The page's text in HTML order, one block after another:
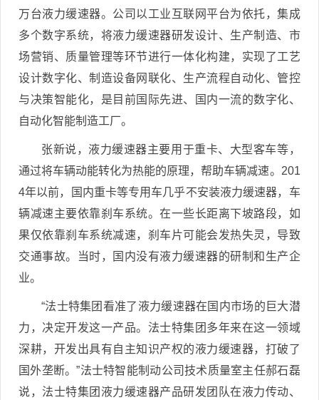
万台液力缓速器。公司以工业互联网平台为依托，集成
多个数字系统，将液力缓速器研发设计、生产制造、市
场营销、质量管理等环节进行一体化构建，实现了工艺
设计数字化、制造设备网联化、生产流程自动化、管控
与决策智能化，是目前国际先进、国内一流的数字化、
自动化智能制造工厂。
张新说，液力缓速器主要用于重卡、大型客车等，
通过将车辆动能转化为热能的原理，帮助车辆减速。201
4年以前，国内重卡等专用车几乎不安装液力缓速器，车
辆减速主要依靠刹车系统。在一些长距离下坡路段，如
果仅依靠刹车系统减速，刹车片可能会发热失灵，导致
交通事故。当时，国内没有液力缓速器的研制和生产企
业。
“法士特集团看准了液力缓速器在国内市场的巨大潜
力，决定开发这一产品。法士特集团多年来在这一领域
深耕，开发出具有自主知识产权的液力缓速器，打破了
国外垄断。”法士特智能制动公司技术质量室主任郝石磊
说，法士特集团液力缓速器产品研发团队在液力传动、